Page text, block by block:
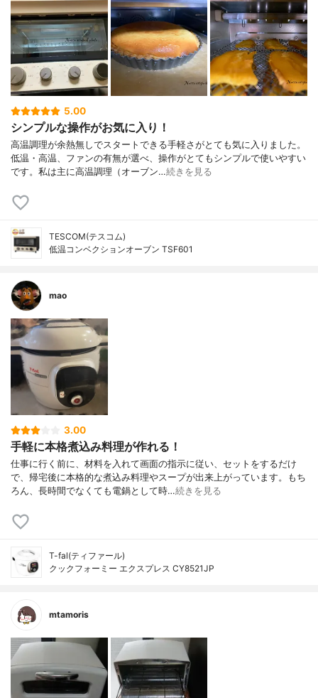
5.00
シンプルな操作がお気に入り！
高温調理が余熱無しでスタートできる手軽さがとても気に入りました。
低温・高温、ファンの有無が選べ、操作がとてもシンプルで使いやすい
です。私は主に高温調理（オーブン…続きを見る
TESCOM(テスコム)
低温コンベクションオーブン TSF601
mao
3.00
手軽に本格煮込み料理が作れる！
仕事に行く前に、材料を入れて画面の指示に従い、セットをするだけ
で、帰宅後に本格的な煮込み料理やスープが出来上がっています。もち
ろん、長時間でなくても電鍋として時…続きを見る
T-fal(ティファール)
クックフォーミー エクスプレス CY8521JP
mtamoris